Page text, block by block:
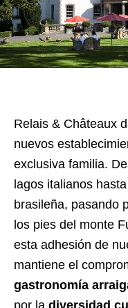
Relais & Châteaux
nuevos
exclusiva familia.
lagos italianos
brasileña, pasando
los pies del monte
esta adhesión de
mantiene el
gastronomía
por la diversidad